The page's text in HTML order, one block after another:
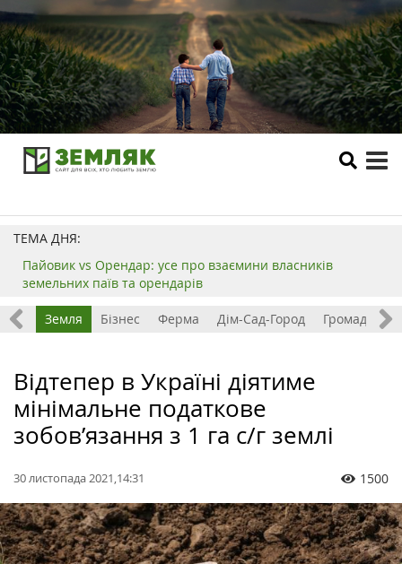
ТЕМА ДНЯ:
Пайовик vs Орендар: усе про взаємини власників
земельних паїв та орендарів
Все Земля Бізнес Ферма Дім-Сад-Город Громада
Відтепер в Україні діятиме
мінімальне податкове
зобов’язання з 1 га с/г землі
30 листопада 2021,14:31 1500